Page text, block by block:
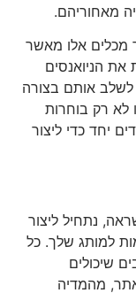
מאחוריהם.
מכלים אלו מאשר
את הניואנסים
לשלב אותם בצורה
רק בוחרות
יחד כדי ליצור
נתחיל ליצור
למותג שלך. כל
שיכולים
מהמדיה